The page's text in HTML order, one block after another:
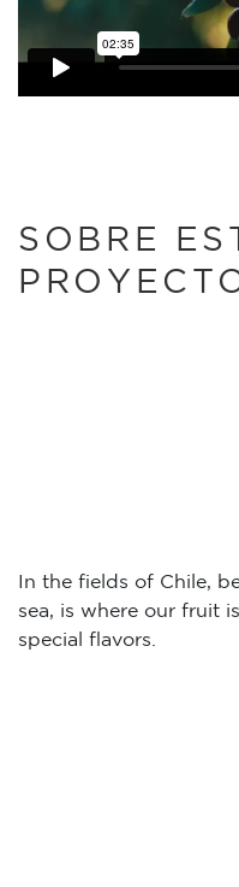
SOBRE
In the fields of Chile,
sea, is where our fruit
special flavors.